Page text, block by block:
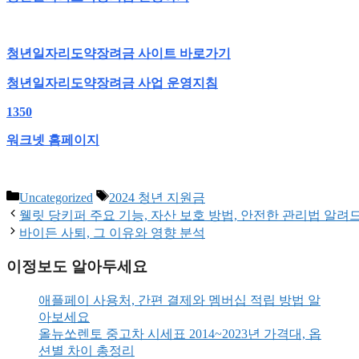
청년일자리도약장려금 사이트 바로가기
청년일자리도약장려금 사업 운영지침
1350
워크넷 홈페이지
Categories
Uncategorized Tags
2024 청년 지원금
웰릿 당키퍼 주요 기능, 자산 보호 방법, 안전한 관리법 알려
바이든 사퇴, 그 이유와 영향 분석
이정보도 알아두세요
애플페이 사용처, 간편 결제와 멤버십 적립 방법 알
아보세요
올뉴쏘렌토 중고차 시세표 2014~2023년 가격대, 옵
션별 차이 총정리